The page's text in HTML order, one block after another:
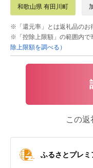
和歌山県 有田川町
※「還元率」とは返礼品のお
※「控除上限額」の範囲内で
除上限額を調べる）
この返
ふるさとプレミ